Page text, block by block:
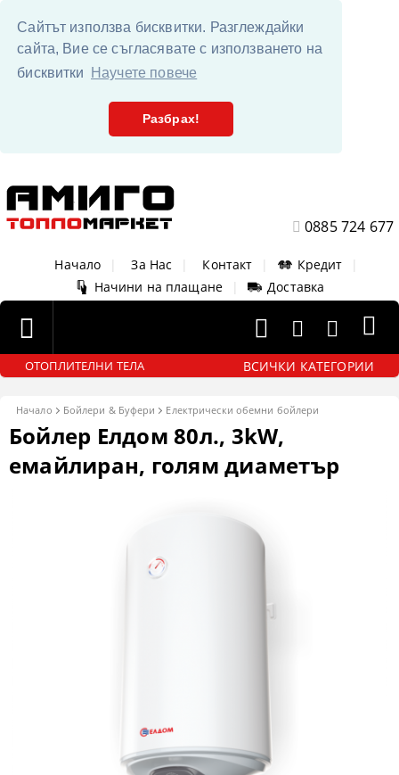
Сайтът използва бисквитки. Разглеждайки
сайта, Вие се съгласявате с използването на
бисквитки
Научете повече
Разбрах!
0885 724 677
Начало За Нас Контакт Кредит
Начини на плащане
Доставка
ОТОПЛИТЕЛНИ ТЕЛА ВСИЧКИ КАТЕГОРИИ
Начало Бойлери & Буфери Електрически обемни бойлери
Бойлер Елдом 80л., 3kW,
емайлиран, голям диаметър